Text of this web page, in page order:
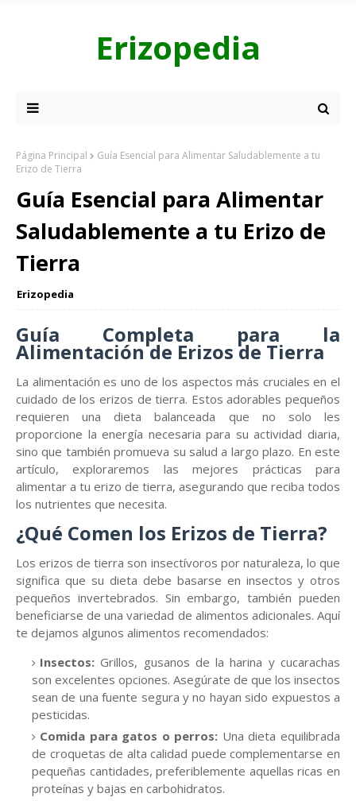
Erizopedia
Página Principal
Guía Esencial para Alimentar Saludablemente a tu
Erizo de Tierra
Guía Esencial para Alimentar
Saludablemente a tu Erizo de
Tierra
Erizopedia
Guía Completa para la
Alimentación de Erizos de Tierra
La alimentación es uno de los aspectos más cruciales en el
cuidado de los erizos de tierra. Estos adorables pequeños
requieren una dieta balanceada que no solo les
proporcione la energía necesaria para su actividad diaria,
sino que también promueva su salud a largo plazo. En este
artículo, exploraremos las mejores prácticas para
alimentar a tu erizo de tierra, asegurando que reciba todos
los nutrientes que necesita.
¿Qué Comen los Erizos de Tierra?
Los erizos de tierra son insectívoros por naturaleza, lo que
significa que su dieta debe basarse en insectos y otros
pequeños invertebrados. Sin embargo, también pueden
beneficiarse de una variedad de alimentos adicionales. Aquí
te dejamos algunos alimentos recomendados:
Insectos: Grillos, gusanos de la harina y cucarachas
son excelentes opciones. Asegúrate de que los insectos
sean de una fuente segura y no hayan sido expuestos a
pesticidas.
Comida para gatos o perros: Una dieta equilibrada
de croquetas de alta calidad puede complementarse en
pequeñas cantidades, preferiblemente aquellas ricas en
proteínas y bajas en carbohidratos.